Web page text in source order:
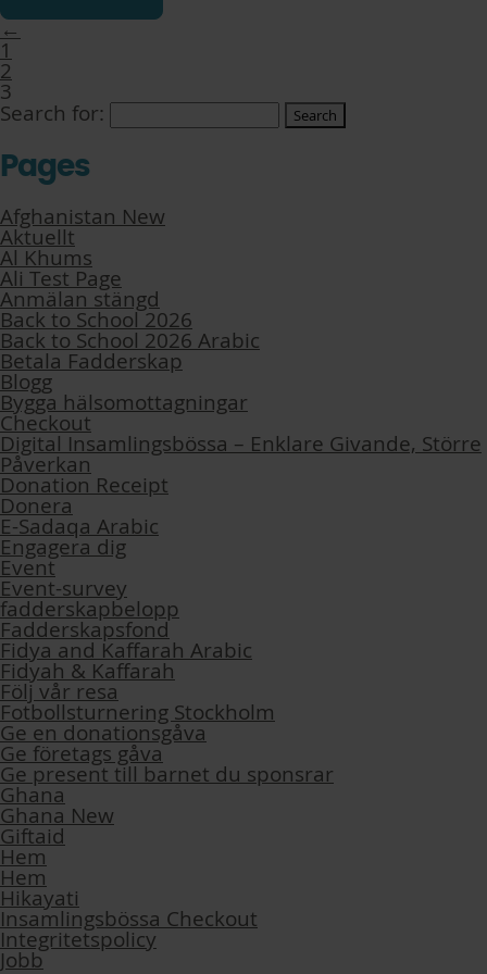
←
1
2
3
Search for:
Pages
Afghanistan New
Aktuellt
Al Khums
Ali Test Page
Anmälan stängd
Back to School 2026
Back to School 2026 Arabic
Betala Fadderskap
Blogg
Bygga hälsomottagningar
Checkout
Digital Insamlingsbössa – Enklare Givande, Större
Påverkan
Donation Receipt
Donera
E-Sadaqa Arabic
Engagera dig
Event
Event-survey
fadderskapbelopp
Fadderskapsfond
Fidya and Kaffarah Arabic
Fidyah & Kaffarah
Följ vår resa
Fotbollsturnering Stockholm
Ge en donationsgåva
Ge företags gåva
Ge present till barnet du sponsrar
Ghana
Ghana New
Giftaid
Hem
Hem
Hikayati
Insamlingsbössa Checkout
Integritetspolicy
Jobb